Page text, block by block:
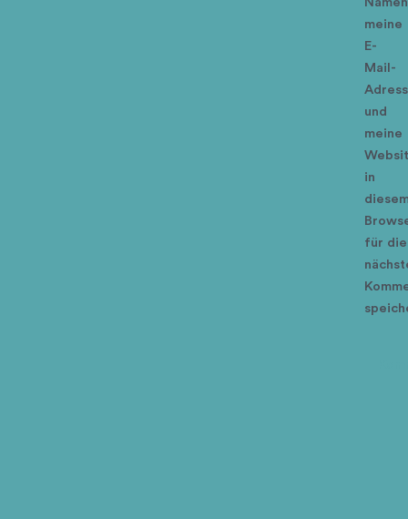
meine
E-
Mail-
und
meine
in
für die